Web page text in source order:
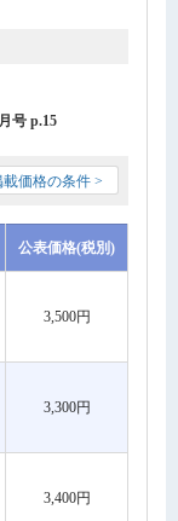
号 p.15
載価格の条件 >
公表価格(税別)
3,500円
3,300円
3,400円